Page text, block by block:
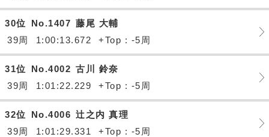
30位 No.1407 藤尾 大輔
39周
1:00:13.672 +Top : -5周
31位 No.4002 古川 鈴奈
39周
1:01:22.229 +Top : -5周
32位 No.4006 辻之内 真理
39周
1:01:29.331 +Top : -5周